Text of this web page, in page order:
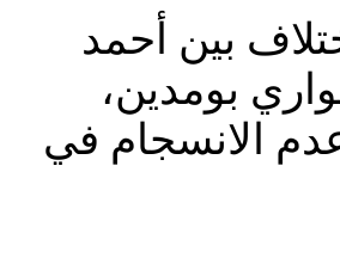
بين أحمد
بومدين،
الانسجام في